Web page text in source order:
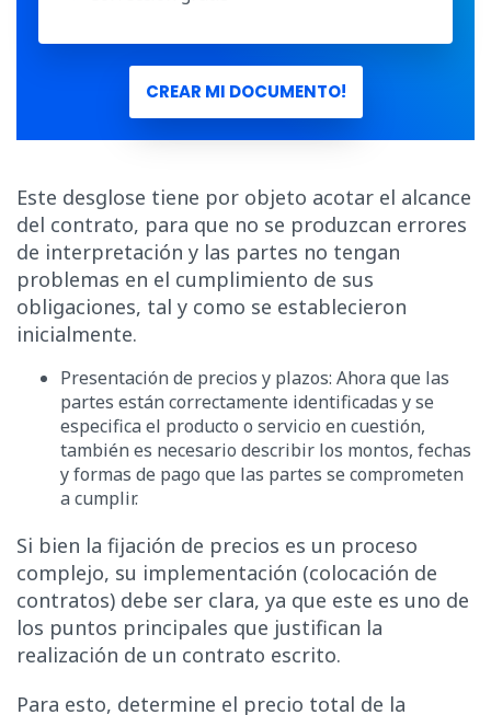
CREAR MI DOCUMENTO!
Este desglose tiene por objeto acotar el alcance
del contrato, para que no se produzcan errores
de interpretación y las partes no tengan
problemas en el cumplimiento de sus
obligaciones, tal y como se establecieron
inicialmente.
Presentación de precios y plazos: Ahora que las
partes están correctamente identificadas y se
especifica el producto o servicio en cuestión,
también es necesario describir los montos, fechas
y formas de pago que las partes se comprometen
a cumplir.
Si bien la fijación de precios es un proceso
complejo, su implementación (colocación de
contratos) debe ser clara, ya que este es uno de
los puntos principales que justifican la
realización de un contrato escrito.
Para esto, determine el precio total de la